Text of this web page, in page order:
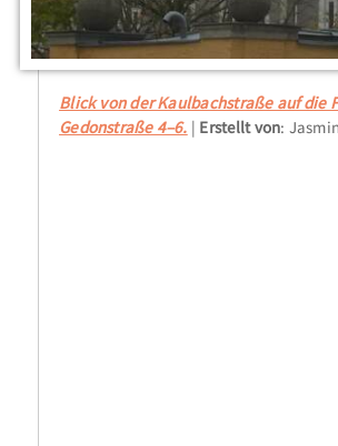
Blick von der Kaulbachstraße auf die
Gedonstraße 4–6.
Erstellt von: